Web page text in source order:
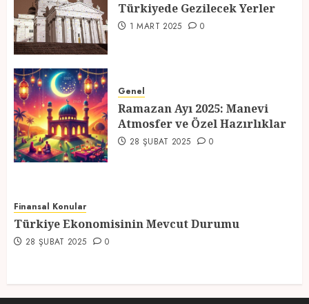
4
5
Atmosfer ve Özel Hazırlıklar
28 ŞUBAT 2025 0
Türkiyede Gezilecek Yerler
1 MART 2025 0
Genel
Ramazan Ayı 2025: Manevi
Atmosfer ve Özel Hazırlıklar
28 ŞUBAT 2025 0
Finansal Konular
Türkiye Ekonomisinin Mevcut Durumu
28 ŞUBAT 2025 0